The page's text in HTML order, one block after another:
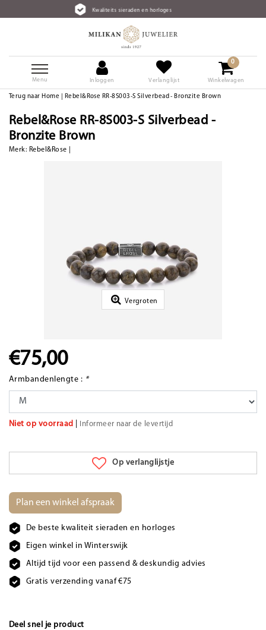
Kwaliteits sieraden en horloges
Menu Inloggen Verlanglijst
0
Winkelwagen
Terug naar Home Rebel&Rose RR-8S003-S Silverbead - Bronzite Brown
Rebel&Rose RR-8S003-S Silverbead -
Bronzite Brown
Merk: Rebel&Rose
Vergroten
€75,00
Armbandenlengte : *
Niet op voorraad Informeer naar de levertijd
Op verlanglijstje
Plan een winkel afspraak
De beste kwaliteit sieraden en horloges
Eigen winkel in Winterswijk
Altijd tijd voor een passend & deskundig advies
Gratis verzending vanaf €75
Deel snel je product